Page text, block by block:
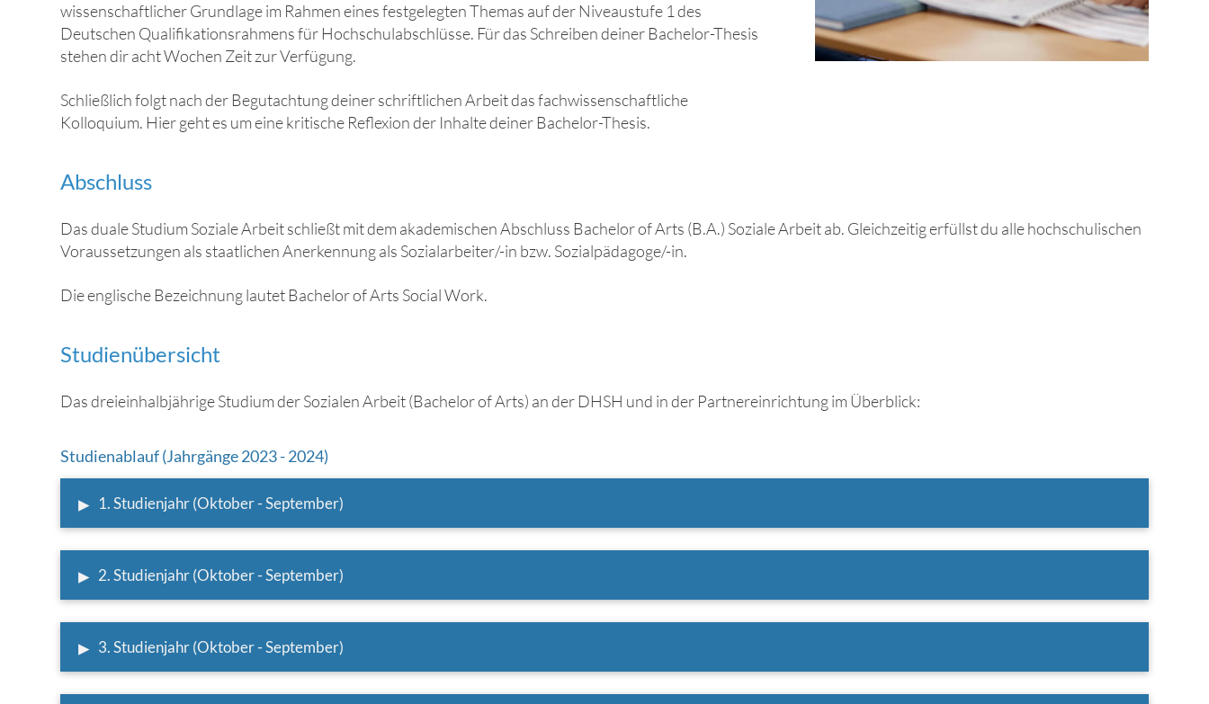
wissenschaftlicher Grundlage im Rahmen eines festgelegten Themas auf der Niveaustufe 1 des
Deutschen Qualifikationsrahmens für Hochschulabschlüsse. Für das Schreiben deiner Bachelor-Thesis
stehen dir acht Wochen Zeit zur Verfügung.
Schließlich folgt nach der Begutachtung deiner schriftlichen Arbeit das fachwissenschaftliche
Kolloquium. Hier geht es um eine kritische Reflexion der Inhalte deiner Bachelor-Thesis.
Abschluss
Das duale Studium Soziale Arbeit schließt mit dem akademischen Abschluss Bachelor of Arts (B.A.) Soziale Arbeit ab. Gleichzeitig erfüllst du alle hochschulischen
Voraussetzungen als staatlichen Anerkennung als Sozialarbeiter/-in bzw. Sozialpädagoge/-in.
Die englische Bezeichnung lautet Bachelor of Arts Social Work.
Studienübersicht
Das dreieinhalbjährige Studium der Sozialen Arbeit (Bachelor of Arts) an der DHSH und in der Partnereinrichtung im Überblick:
Studienablauf (Jahrgänge 2023 - 2024)
▸ 1. Studienjahr (Oktober - September)
▸ 2. Studienjahr (Oktober - September)
▸ 3. Studienjahr (Oktober - September)